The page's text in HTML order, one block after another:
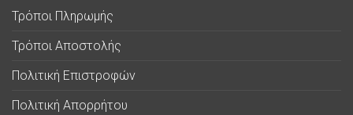
Τρόποι Πληρωμής
Τρόποι Αποστολής
Πολιτική Επιστροφών
Πολιτική Απορρήτου